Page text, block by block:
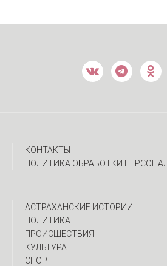
КОНТАКТЫ
ПОЛИТИКА ОБРАБОТКИ
АСТРАХАНСКИЕ ИСТОРИИ
ПОЛИТИКА
ПРОИСШЕСТВИЯ
КУЛЬТУРА
СПОРТ